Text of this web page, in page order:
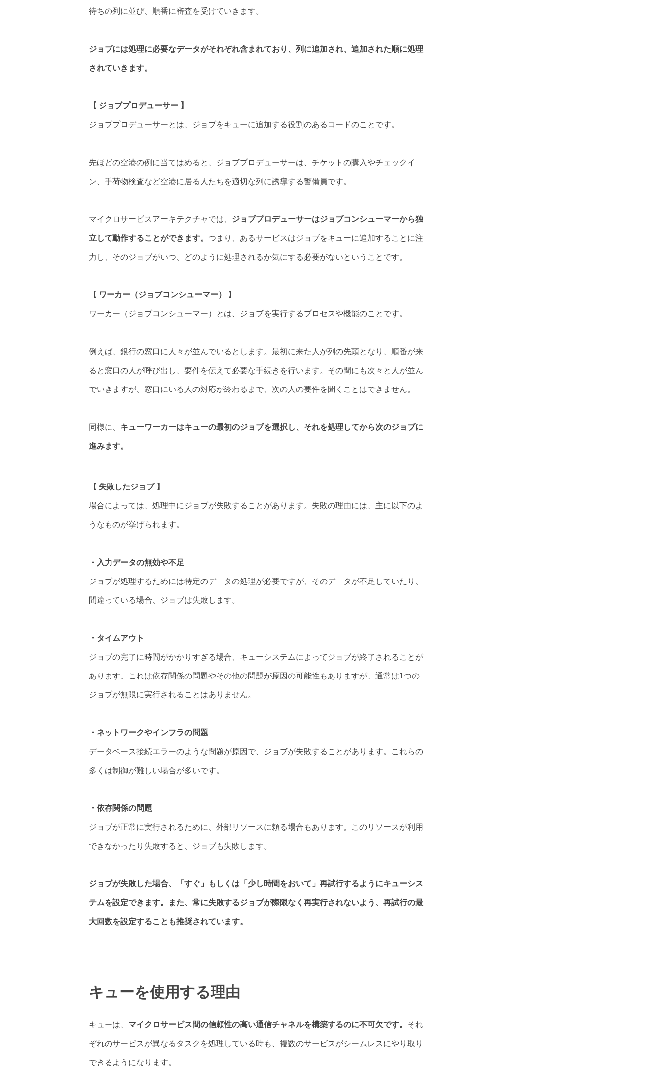
待ちの列に並び、順番に審査を受けていきます。
ジョブには処理に必要なデータがそれぞれ含まれており、列に追加され、追加された順に処理
されていきます。
【 ジョブプロデューサー 】
ジョブプロデューサーとは、ジョブをキューに追加する役割のあるコードのことです。
先ほどの空港の例に当てはめると、ジョブプロデューサーは、チケットの購入やチェックイ
ン、手荷物検査など空港に居る人たちを適切な列に誘導する警備員です。
マイクロサービスアーキテクチャでは、 ジョブプロデューサーはジョブコンシューマーから独
立して動作することができます。つまり、あるサービスはジョブをキューに追加することに注
力し、そのジョブがいつ、どのように処理されるか気にする必要がないということです。
【 ワーカー（ジョブコンシューマー） 】
ワーカー（ジョブコンシューマー）とは、ジョブを実行するプロセスや機能のことです。
例えば、銀行の窓口に人々が並んでいるとします。最初に来た人が列の先頭となり、順番が来
ると窓口の人が呼び出し、要件を伝えて必要な手続きを行います。その間にも次々と人が並ん
でいきますが、窓口にいる人の対応が終わるまで、次の人の要件を聞くことはできません。
同様に、 キューワーカーはキューの最初のジョブを選択し、それを処理してから次のジョブに
進みます。
【 失敗したジョブ 】
場合によっては、処理中にジョブが失敗することがあります。失敗の理由には、主に以下のよ
うなものが挙げられます。
・入力データの無効や不足
ジョブが処理するためには特定のデータの処理が必要ですが、そのデータが不足していたり、
間違っている場合、ジョブは失敗します。
・タイムアウト
ジョブの完了に時間がかかりすぎる場合、キューシステムによってジョブが終了されることが
あります。これは依存関係の問題やその他の問題が原因の可能性もありますが、通常は1つの
ジョブが無限に実行されることはありません。
・ネットワークやインフラの問題
データベース接続エラーのような問題が原因で、ジョブが失敗することがあります。これらの
多くは制御が難しい場合が多いです。
・依存関係の問題
ジョブが正常に実行されるために、外部リソースに頼る場合もあります。このリソースが利用
できなかったり失敗すると、ジョブも失敗します。
ジョブが失敗した場合、「すぐ」もしくは「少し時間をおいて」再試行するようにキューシス
テムを設定できます。また、常に失敗するジョブが際限なく再実行されないよう、再試行の最
大回数を設定することも推奨されています。
キューを使用する理由
キューは、 マイクロサービス間の信頼性の高い通信チャネルを構築するのに不可欠です。 それ
ぞれのサービスが異なるタスクを処理している時も、複数のサービスがシームレスにやり取り
できるようになります。